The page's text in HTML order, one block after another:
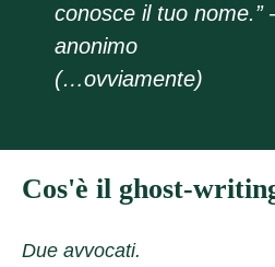
conosce il tuo nome.”
anonimo
(…ovviamente)
Cos'è il ghost-
Due avvocati.